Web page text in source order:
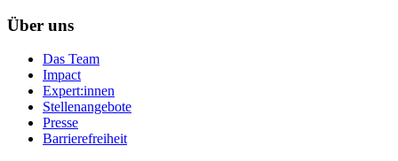
Über uns
Das Team
Impact
Expert:innen
Stellenangebote
Presse
Barrierefreiheit